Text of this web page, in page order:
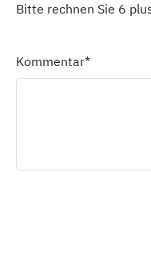
Bitte rechnen Sie 6
Kommentar*